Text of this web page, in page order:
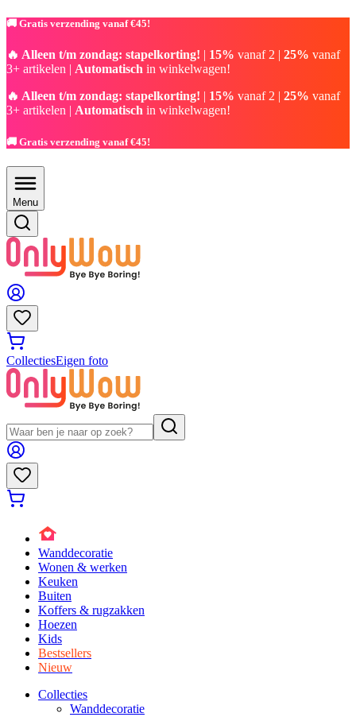
🚚 Gratis verzending vanaf €45!
🔥 Alleen t/m zondag: stapelkorting! | 15% vanaf 2 | 25% vanaf
3+ artikelen | Automatisch in winkelwagen!
🔥 Alleen t/m zondag: stapelkorting! | 15% vanaf 2 | 25% vanaf
3+ artikelen | Automatisch in winkelwagen!
🚚 Gratis verzending vanaf €45!
Menu
CollectiesEigen foto
Wanddecoratie
Wonen & werken
Keuken
Buiten
Koffers & rugzakken
Hoezen
Kids
Bestsellers
Nieuw
Collecties
Wanddecoratie